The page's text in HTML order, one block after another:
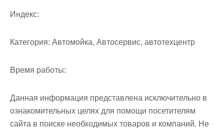
Индекс:
Категория: Автомойка, Автосервис, автотехцентр
Время работы:
Данная информация представлена исключительно в
ознакомительных целях для помощи посетителям
сайта в поиске необходимых товаров и компаний. Не